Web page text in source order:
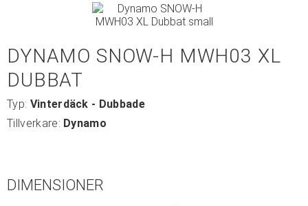
DYNAMO SNOW-H MWH03 XL
DUBBAT
Typ: Vinterdäck - Dubbade
Tillverkare: Dynamo
DIMENSIONER